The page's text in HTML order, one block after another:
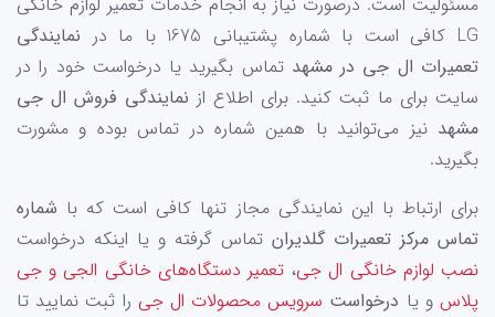
LG کافی است با شماره پشتیبانی 1675 با ما در
نمایندگی
تعمیرات ال جی در مشهد تماس بگیرید یا درخواست خود را در
سایت برای ما ثبت کنید. برای اطلاع از نمایندگی فروش ال جی
مشهد نیز می‌توانید با همین شماره در تماس بوده و مشورت
بگیرید.
برای ارتباط با این نمایندگی مجاز تنها کافی است که با شماره
تماس مرکز تعمیرات گلدیران تماس گرفته و یا اینکه درخواست
نصب لوازم خانگی ال جی، تعمیر دستگاه‌های خانگی الجی و جی
پلاسو یا درخواست سرویس محصولات ال جی را ثبت نمایید تا